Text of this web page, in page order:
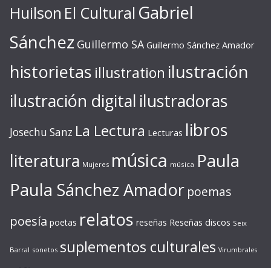
Huilson El Cultural Gabriel
Sánchez Guillermo SA Guillermo Sánchez Amador
historietas illustration ilustración
ilustración digital ilustradoras
Josechu Sanz La Lectura Lecturas libros
literatura Mujeres música música Paula
Paula Sánchez Amador poemas
poesía poetas relatos reseñas Reseñas discos Seix
Barral sonetos suplementos culturales Virumbrales